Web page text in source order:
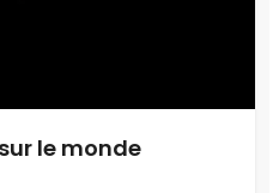
le monde